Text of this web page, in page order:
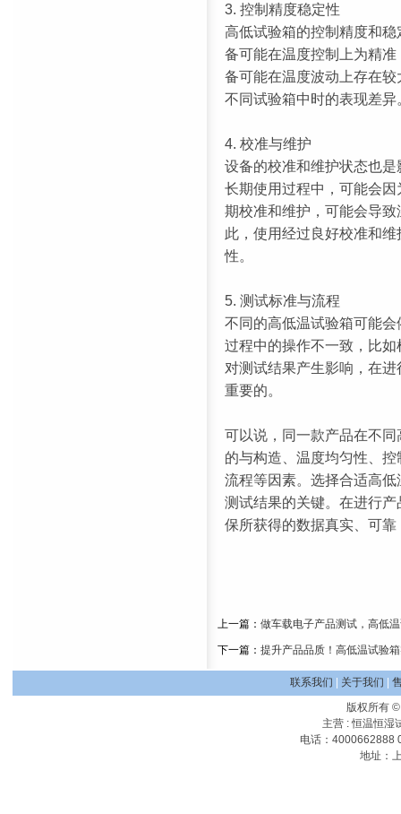
3. 控制精度稳定性
高低试验箱的控制精度和
备可能在温度控制上为精
备可能在温度波动上存在
不同试验箱中时的表现差异
4. 校准与维护
设备的校准和维护状态也
长期使用过程中，可能会
期校准和维护，可能会导
此，使用经过良好校准和
性。
5. 测试标准与流程
不同的高低温试验箱可能
过程中的操作不一致，比
对测试结果产生影响，在
重要的。
可以说，同一款产品在不
的与构造、温度均匀性、
流程等因素。选择合适高
测试结果的关键。在进行
保所获得的数据真实、可
上一篇： 做车载电子产品测试，高低
下一篇： 提升产品品质！高低温试验
联系我们 关于我们
版权所有
主营 :恒温恒湿
电话：4000662888
地址：